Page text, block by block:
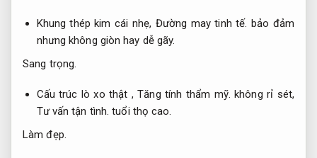
Khung thép kim cái nhẹ, Đường may tinh tế. bảo đảm
nhưng không giòn hay dễ gãy.
Sang trọng.
Cấu trúc lò xo thật ,Tăng tính thẩm mỹ. không rỉ sét,
Tư vấn tận tình. tuổi thọ cao.
Làm đẹp.